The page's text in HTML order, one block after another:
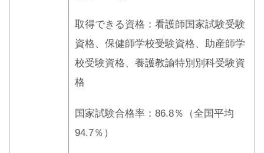
取得できる資格：看護師国家試験受験
資格、保健師学校受験資格、助産師学
校受験資格、養護教諭特別別科受験資
格
国家試験合格率：86.8％（全国平均
94.7％）